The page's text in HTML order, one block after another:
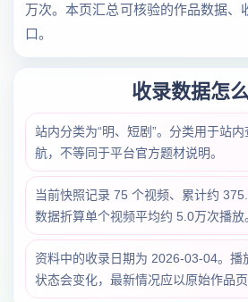
万次。本页汇总可核验的作品数据、
口。
收录数据怎
站内分类为“明、短剧”。分类用于站
航，不等同于平台官方题材说明。
当前快照记录 75 个视频、累计约
数据折算单个视频平均约 5.0万次播放
资料中的收录日期为 2026-03-04。播
状态会变化，最新情况应以原始作品页